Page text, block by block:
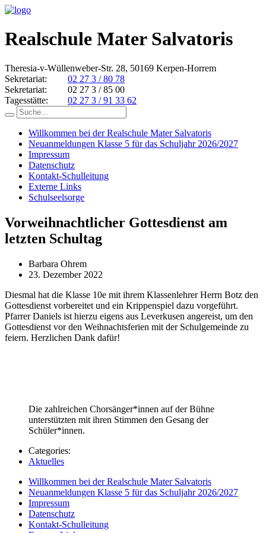
Realschule Mater Salvatoris
Theresia-v-Wüllenweber-Str. 28, 50169 Kerpen-Horrem
Sekretariat:
02 27 3 / 80 78
Sekretariat:
02 27 3 / 85 00
Tagesstätte:
02 27 3 / 91 33 62
Willkommen bei der Realschule Mater Salvatoris
Neuanmeldungen Klasse 5 für das Schuljahr 2026/2027
Impressum
Datenschutz
Kontakt-Schulleitung
Externe Links
Schulseelsorge
Vorweihnachtlicher Gottesdienst am
letzten Schultag
Barbara Ohrem
23. Dezember 2022
Diesmal hat die Klasse 10e mit ihrem Klassenlehrer Herrn Botz den
Gottesdienst vorbereitet und ein Krippenspiel dazu vorgeführt.
Pfarrer Daniels ist hierzu eigens aus Leverkusen angereist, um den
Gottesdienst vor den Weihnachtsferien mit der Schulgemeinde zu
feiern. Herzlichen Dank dafür!
Die zahlreichen Chorsänger*innen auf der Bühne
unterstützten mit ihren Stimmen den Gesang der
Schüler*innen.
Categories:
Aktuelles
Willkommen bei der Realschule Mater Salvatoris
Neuanmeldungen Klasse 5 für das Schuljahr 2026/2027
Impressum
Datenschutz
Kontakt-Schulleitung